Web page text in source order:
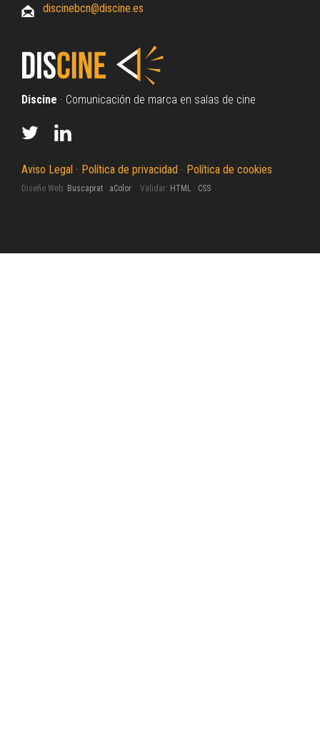
discinebcn@discine.es
Discine · Comunicación de marca en salas de cine
Aviso Legal · Política de privacidad · Política de cookies
Diseño Web: Buscaprat · aColor Validar: HTML · CSS